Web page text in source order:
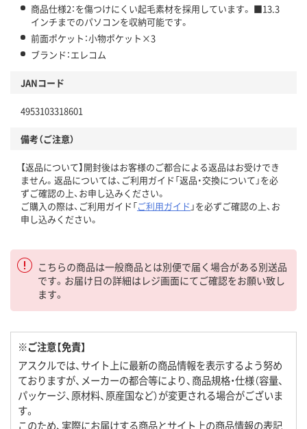
商品仕様2：を傷つけにくい起毛素材を採用しています。 ■13.3
インチまでのパソコンを収納可能です。
前面ポケット：小物ポケット×3
ブランド：エレコム
JANコード
4953103318601
備考（ご注意）
【返品について】開封後はお客様のご都合による返品はお受けでき
ません。返品については、ご利用ガイド「返品・交換について」を必
ずご確認の上、お申し込みください。
ご購入の際は、ご利用ガイド「ご利用ガイド 」を必ずご確認の上、お
申し込みください。
こちらの商品は一般商品とは別便で届く場合がある別送品
です。お届け日の詳細はレジ画面にてご確認をお願い致し
ます。
※ご注意【免責】
アスクルでは、サイト上に最新の商品情報を表示するよう努め
ておりますが、メーカーの都合等により、商品規格・仕様（容量、
パッケージ、原材料、原産国など）が変更される場合がございま
す。
このため、実際にお届けする商品とサイト上の商品情報の表記